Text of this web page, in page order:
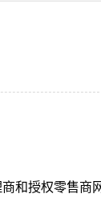
和授权零售商